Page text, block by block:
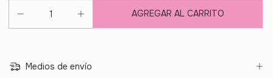
Medios de envío